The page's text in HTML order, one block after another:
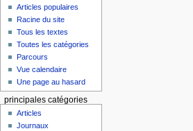
Articles populaires
Racine du site
Tous les textes
Toutes les catégories
Parcours
Vue calendaire
Une page au hasard
principales catégories
Articles
Journaux